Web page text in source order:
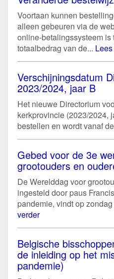
Voortaan kunnen
alleen gebeuren via de
online-betalingssysteem
totaalbedrag van de...
Verschijningsdatum
2023/2024, jaar B
Het nieuwe Directorium
kerkprovincie (2023/2024,
bestellen en wordt vanaf
Gebed voor de 3e
grootouders en
De Werelddag voor
ingesteld door paus
pandemie, vindt op
verder
Belgische
de inleiding op het
pandemie)